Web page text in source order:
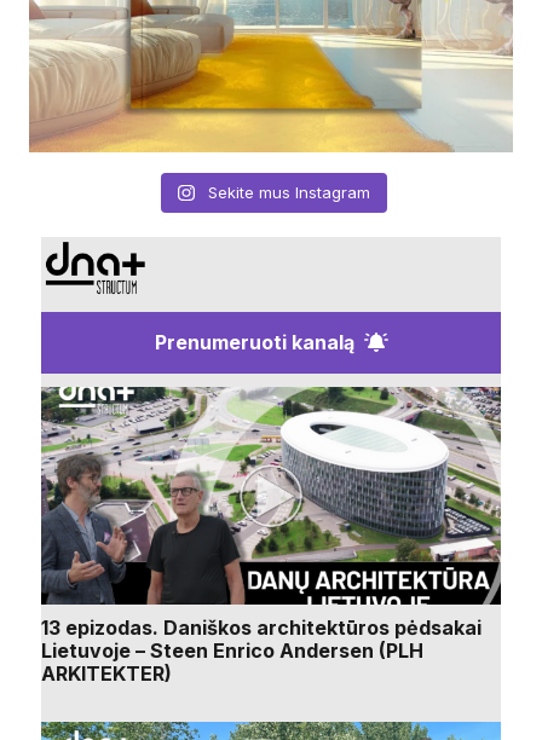
Sekite mus Instagram
Prenumeruoti kanalą
13 epizodas. Daniškos architektūros pėdsakai
Lietuvoje – Steen Enrico Andersen (PLH
ARKITEKTER)